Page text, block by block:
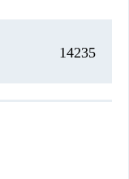
14235